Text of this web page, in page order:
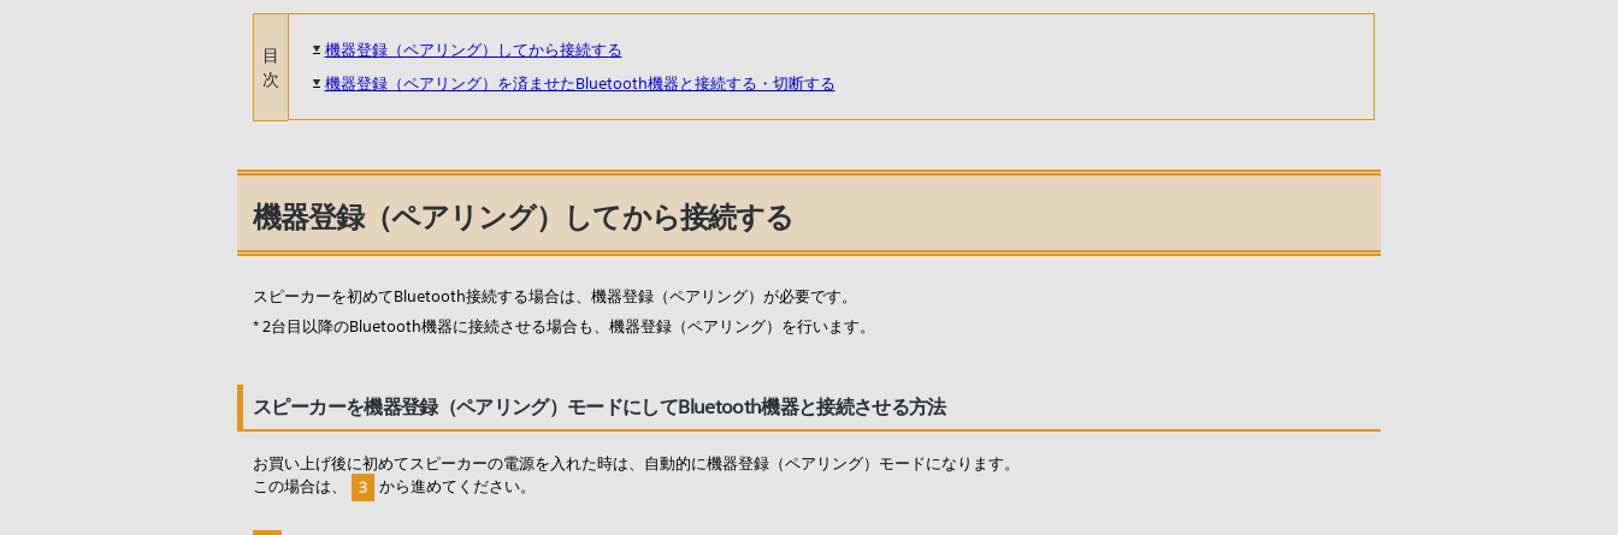
目
次
機器登録（ペアリング）してから接続する
機器登録（ペアリング）を済ませたBluetooth機器と接続する・切断する
機器登録（ペアリング）してから接続する
スピーカーを初めてBluetooth接続する場合は、機器登録（ペアリング）が必要です。
* 2台目以降のBluetooth機器に接続させる場合も、機器登録（ペアリング）を行います。
スピーカーを機器登録（ペアリング）モードにしてBluetooth機器と接続させる方法
お買い上げ後に初めてスピーカーの電源を入れた時は、自動的に機器登録（ペアリング）モードになります。
この場合は、
3 から進めてください。